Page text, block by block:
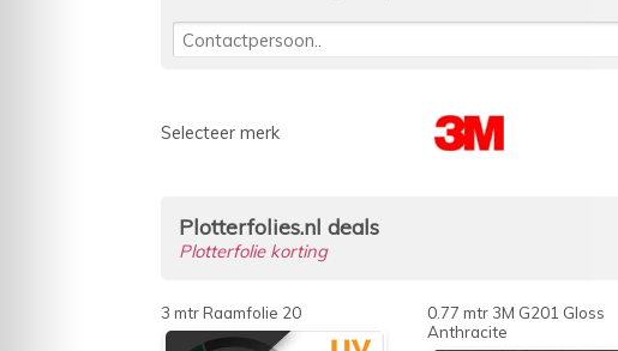
Selecteer merk
Plotterfolies.nl deals
Plotterfolie korting
3 mtr Raamfolie 20
0.77 mtr 3M G201 Gloss
Anthracite